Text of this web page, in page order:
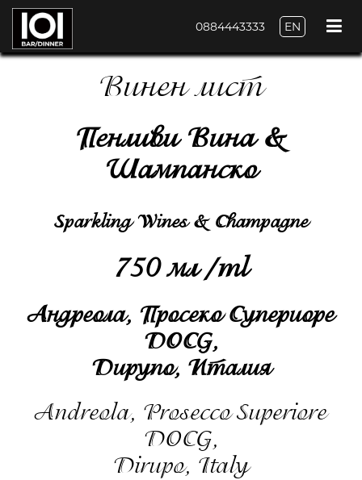
0884443333 EN
Винен лист
Пенливи Вина &
Шампанско
Sparkling Wines & Champagne
750 мл /ml
Андреола, Просеко Супериоре
DOCG,
Дирупо, Италия
Andreola, Prosecco Superiore
DOCG,
Dirupo, Italy